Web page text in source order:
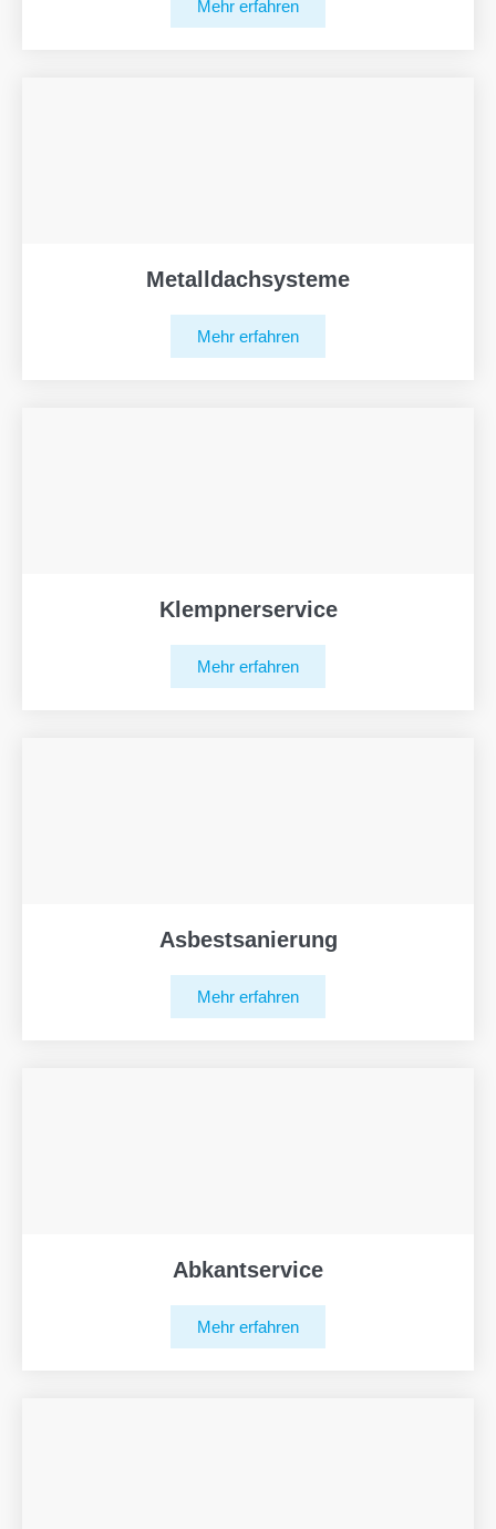
Mehr erfahren
Metalldachsysteme
Mehr erfahren
Klempnerservice
Mehr erfahren
Asbestsanierung
Mehr erfahren
Abkantservice
Mehr erfahren